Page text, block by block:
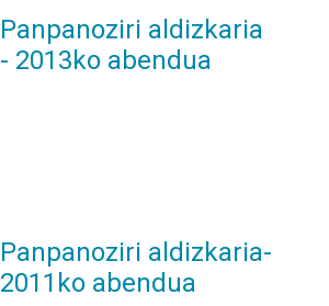
Panpanoziri aldizkaria
- 2013ko abendua
Panpanoziri aldizkaria-
2011ko abendua